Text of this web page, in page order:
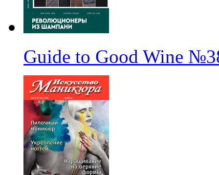
Guide to Good Wine